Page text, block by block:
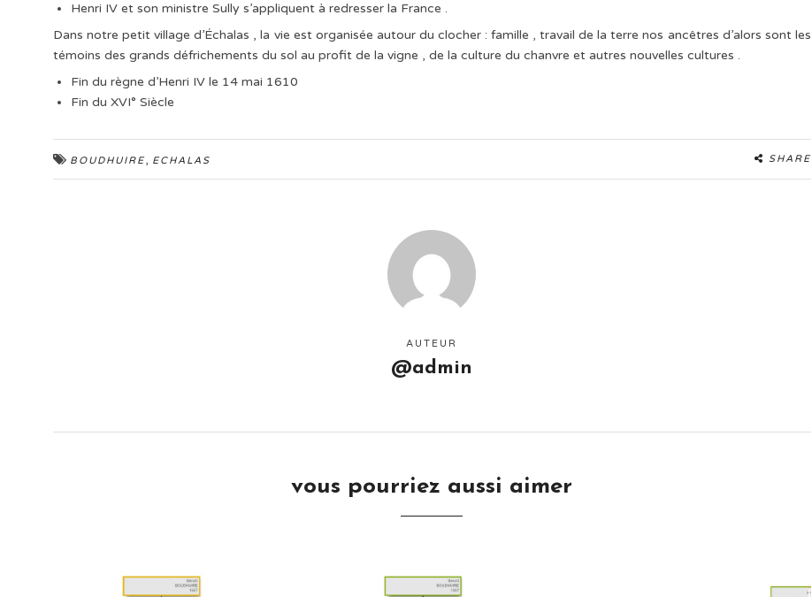
Henri IV et son ministre Sully s’appliquent à redresser la France .
Dans notre petit village d’Échalas , la vie est organisée autour du clocher : famille , travail de la terre nos ancêtres d’alors sont les
témoins des grands défrichements du sol au profit de la vigne , de la culture du chanvre et autres nouvelles cultures .
Fin du règne d’Henri IV le 14 mai 1610
Fin du XVI° Siècle
BOUDHUIRE, ECHALAS SHARE
AUTEUR
@admin
vous pourriez aussi aimer